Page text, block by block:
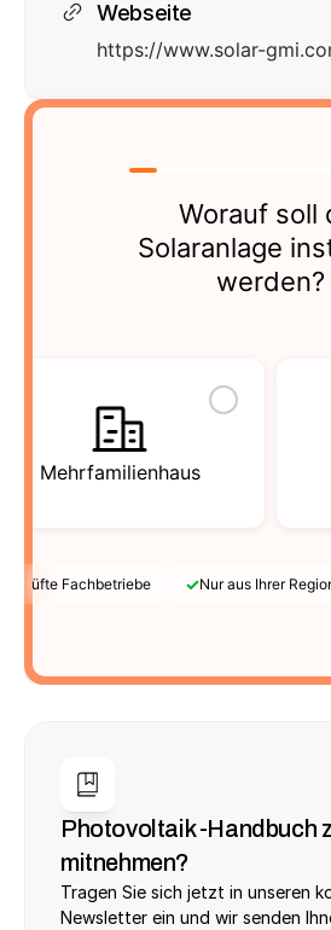
Webseite
https://www.solar-
Worauf soll
Solaranlage
werden?
Mehrfamilienhaus
Fachbetriebe ✓Nur aus Ihrer
Photovoltaik -Handbuch
mitnehmen?
Tragen Sie sich jetzt in unseren
Newsletter ein und wir senden